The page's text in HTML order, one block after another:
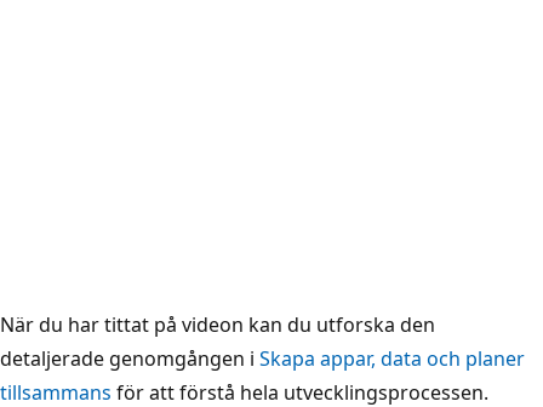
När du har tittat på videon kan du utforska den
detaljerade genomgången i Skapa appar, data och planer
tillsammans för att förstå hela utvecklingsprocessen.